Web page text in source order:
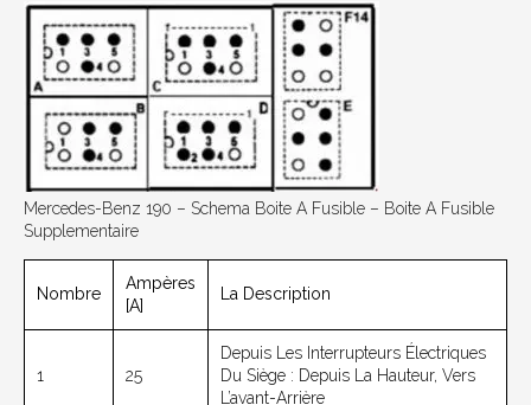
Mercedes-Benz 190 – Schema Boite A Fusible – Boite A Fusible
Supplementaire
Nombre
Ampères
[A]
La Description
1 25
Depuis Les Interrupteurs Électriques
Du Siège : Depuis La Hauteur, Vers
L’avant-Arrière